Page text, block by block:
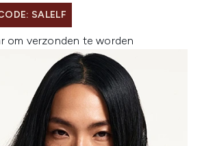
SALELF
om verzonden te worden